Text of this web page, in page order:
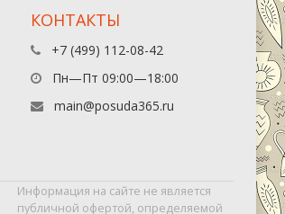
КОНТАКТЫ
+7 (499) 112-08-42
Пн—Пт 09:00—18:00
main@posuda365.ru
Информация на сайте не является
публичной офертой, определяемой